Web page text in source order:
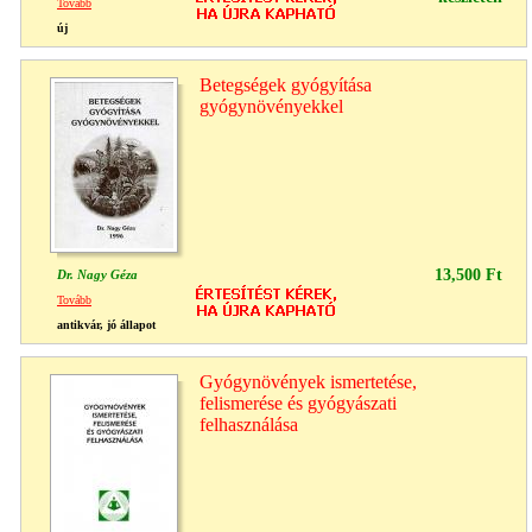
új
Betegségek gyógyítása
gyógynövényekkel
Dr. Nagy Géza 13,500 Ft
Tovább
antikvár, jó állapot
Gyógynövények ismertetése,
felismerése és gyógyászati
felhasználása